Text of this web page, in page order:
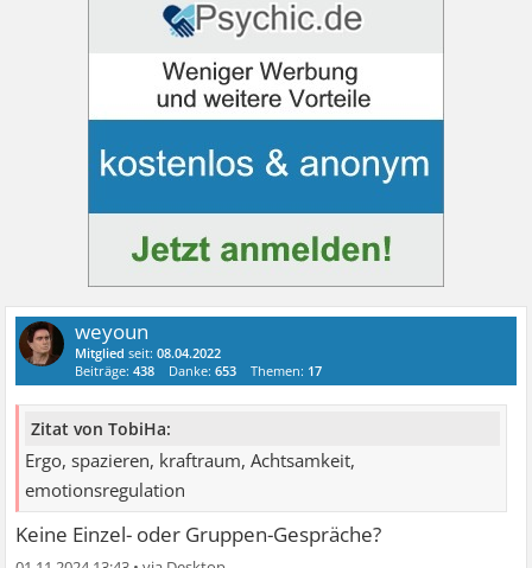
weyoun
Mitglied seit:08.04.2022
Beiträge:438 Danke:653 Themen: 17
Zitat von TobiHa:
Ergo, spazieren, kraftraum, Achtsamkeit,
emotionsregulation
Keine Einzel- oder Gruppen-Gespräche?